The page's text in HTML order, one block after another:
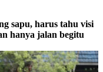
sapu, harus tahu visi
hanya jalan begitu